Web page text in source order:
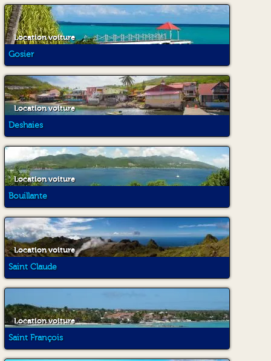
Location voiture
Gosier
Location voiture
Deshaies
Location voiture
Bouillante
Location voiture
Saint Claude
Location voiture
Saint François